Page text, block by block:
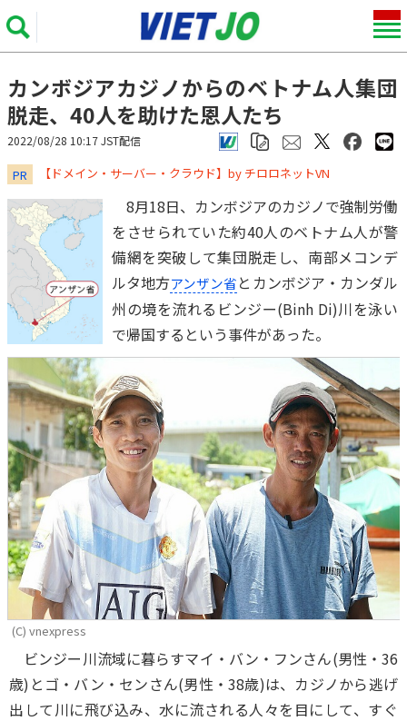
カンボジアカジノからのベトナム人集団
脱走、40人を助けた恩人たち
2022/08/28 10:17 JST配信
PR ​​​​​​​【ドメイン・サーバー・クラウド】by チロロネットVN
8月18日、カンボジアのカジノで強制労働
をさせられていた約40人のベトナム人が警
備網を突破して集団脱走し、南部メコンデ
ルタ地方アンザン省とカンボジア・カンダル
州の境を流れるビンジー(Binh Di)川を泳い
で帰国するという事件があった。
(C) vnexpress
ビンジー川流域に暮らすマイ・バン・フンさん(男性・36
歳)とゴ・バン・センさん(男性・38歳)は、カジノから逃げ
出して川に飛び込み、水に流される人々を目にして、すぐ